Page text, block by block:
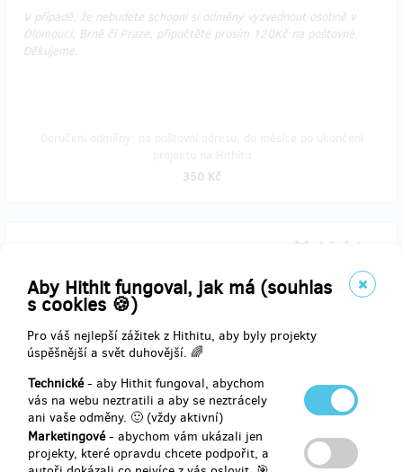
Aby Hithit fungoval, jak má (souhlas
s cookies 🍪)
Pro váš nejlepší zážitek z Hithitu, aby byly projekty
úspěšnější a svět duhovější. 🌈
Technické- aby Hithit fungoval, abychom
vás na webu neztratili a aby se neztrácely
ani vaše odměny. 🙂 (vždy aktivní)
Marketingové- abychom vám ukázali jen
projekty, které opravdu chcete podpořit, a
V případě, že nebudete schopni si odměny vyzvednout osobně v
Olomouci, Brně či Praze, připočtěte prosím 120Kč na poštovné.
Děkujeme.
350 Kč
zbývá 1
Zcestovalý vizionářský umělec Alexander Ward věnoval dva kusy
psychedelického obrazu překypujícího barvami a pulzující energií.
Grafika má rozměry 30cm x 27cm a je lemována bílým okrajem.
Autor ji doplnil o vlastní podpis.
Náhled:https://tinyurl.com/y8m3a6vf